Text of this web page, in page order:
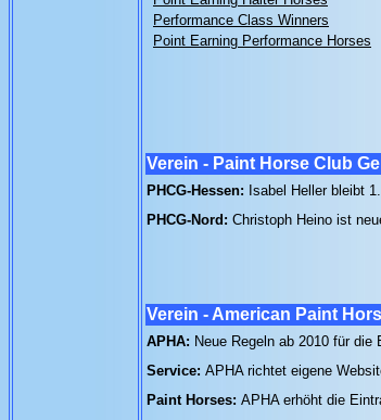
Performance Class Winners
Point Earning Performance Horses
Verein - Paint Horse Club
PHCG-Hessen: Isabel Heller bleibt
PHCG-Nord: Christoph Heino ist
Verein - American Paint
APHA: Neue Regeln ab 2010 für
Service: APHA richtet eigene
Paint Horses: APHA erhöht die